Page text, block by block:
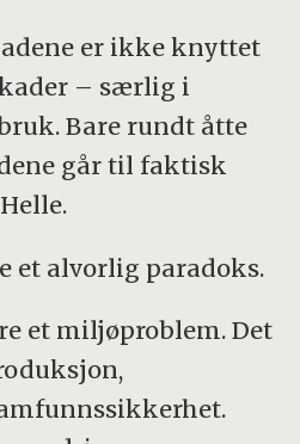
er ikke knyttet
– særlig i
Bare rundt åtte
går til faktisk
et alvorlig paradoks.
et miljøproblem. Det